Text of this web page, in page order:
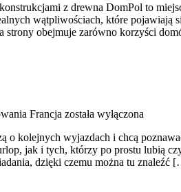
z drewna DomPol to
wątpliwościach, które
strony obejmuje zarówno korzyści
Francja została wyłączona
o kolejnych wyjazdach i chcą
jak i tych, którzy po prostu lubią
dzięki czemu można tu znaleźć